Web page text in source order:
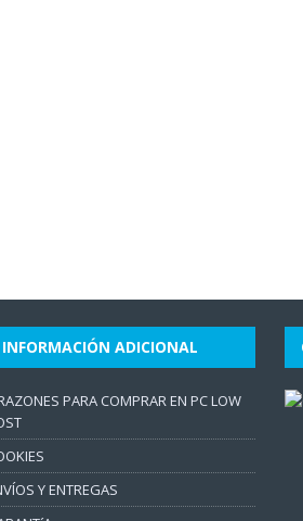
INFORMACIÓN ADICIONAL
PARA COMPRAR EN PC LOW
Y ENTREGAS